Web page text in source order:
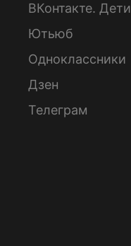
ВКонтакте. Дети
Ютьюб
Одноклассники
Дзен
Телеграм